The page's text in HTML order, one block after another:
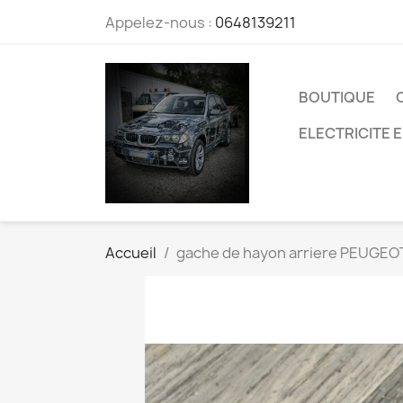
Appelez-nous : 0648139211
BOUTIQUE
ELECTRICITE
Accueil gache de hayon arriere